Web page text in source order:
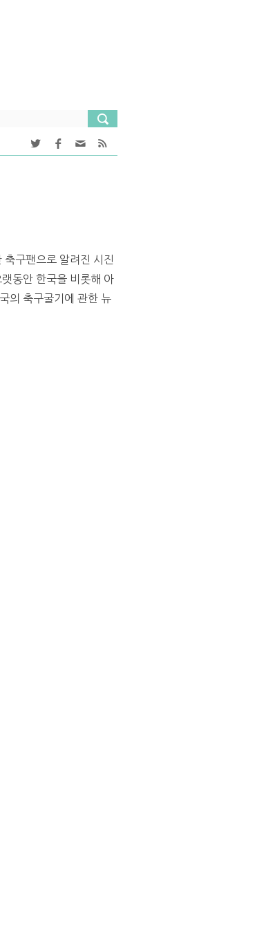
구팬으로 알려진 시진
동안 한국을 비롯해 아
의 축구굴기에 관한 뉴